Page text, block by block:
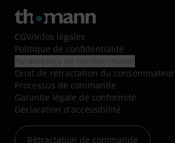
CGV/Infos légales
Politique de confidentialité
Droit de rétractation du consommateur
Processus de commande
Garantie légale de conformité
Déclaration d'accessibilité
Rétractation de commande